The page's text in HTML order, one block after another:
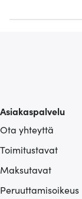
Asiakaspalvelu
Ota yhteyttä
Toimitustavat
Maksutavat
Peruuttamisoikeus